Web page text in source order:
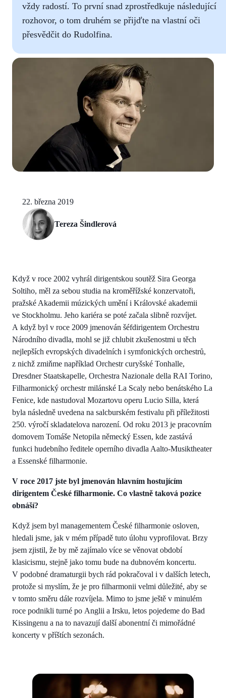
vždy radostí. To první snad zprostředkuje následující
rozhovor, o tom druhém se přijďte na vlastní oči
přesvědčit do Rudolfina.
22. března 2019
Tereza Šindlerová
Když v roce 2002 vyhrál dirigentskou soutěž Sira Georga
Soltiho, měl za sebou studia na kroměřížské konzervatoři,
pražské Akademii múzických umění i Královské akademii
ve Stockholmu. Jeho kariéra se poté začala slibně rozvíjet.
A když byl v roce 2009 jmenován šéfdirigentem Orchestru
Národního divadla, mohl se již chlubit zkušenostmi u těch
nejlepších evropských divadelních i symfonických orchestrů,
z nichž zmiňme například Orchestr curyšské Tonhalle,
Dresdner Staatskapelle, Orchestra Nazionale della RAI Torino,
Filharmonický orchestr milánské La Scaly nebo benátského La
Fenice, kde nastudoval Mozartovu operu Lucio Silla, která
byla následně uvedena na salcburském festivalu při příležitosti
250. výročí skladatelova narození. Od roku 2013 je pracovním
domovem Tomáše Netopila německý Essen, kde zastává
funkci hudebního ředitele operního divadla Aalto-Musiktheater
a Essenské filharmonie.
V roce 2017 jste byl jmenován hlavním hostujícím
dirigentem České filharmonie. Co vlastně taková pozice
obnáší?
Když jsem byl managementem České filharmonie osloven,
hledali jsme, jak v mém případě tuto úlohu vyprofilovat. Brzy
jsem zjistil, že by mě zajímalo více se věnovat období
klasicismu, stejně jako tomu bude na dubnovém koncertu.
V podobné dramaturgii bych rád pokračoval i v dalších letech,
protože si myslím, že je pro filharmonii velmi důležité, aby se
v tomto směru dále rozvíjela. Mimo to jsme ještě v minulém
roce podnikli turné po Anglii a Irsku, letos pojedeme do Bad
Kissingenu a na to navazují další abonentní či mimořádné
koncerty v příštích sezonách.